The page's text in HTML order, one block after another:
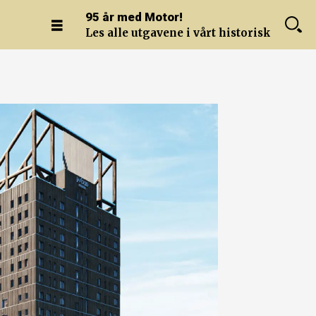
95 år med Motor!
Les alle utgavene i vårt historiske arkiv.